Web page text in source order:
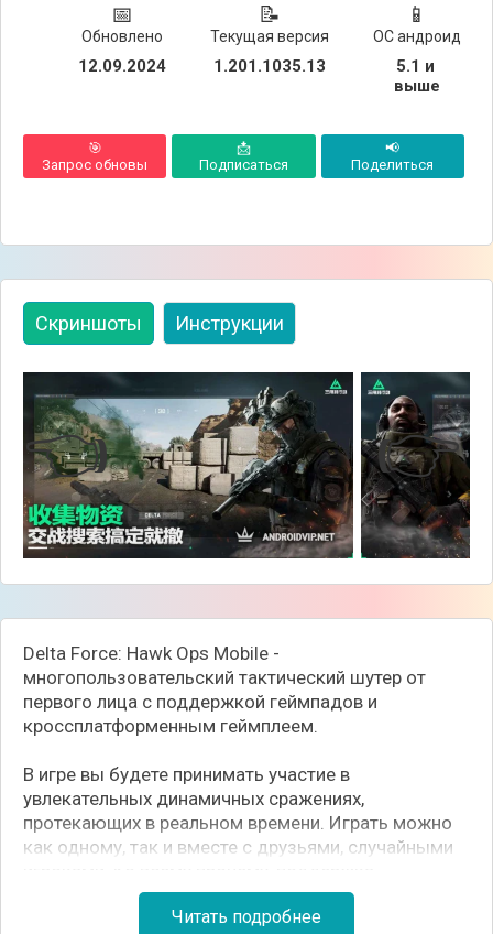
📅
Обновлено
12.09.2024
📝
Текущая версия
1.201.1035.13
📱
ОС андроид
5.1 и
выше
🎯
Запрос обновы
📩
Подписаться
📢
Поделиться
Скриншоты Инструкции
👈 👉
Delta Force: Hawk Ops Mobile -
многопользовательский тактический шутер от
первого лица с поддержкой геймпадов и
кроссплатформенным геймплеем.
В игре вы будете принимать участие в
увлекательных динамичных сражениях,
протекающих в реальном времени. Играть можно
как одному, так и вместе с друзьями, случайными
кроссплатформенности позволяет наслаждаться
игрой не только на мобильном устройстве, но и
Читать подробнее